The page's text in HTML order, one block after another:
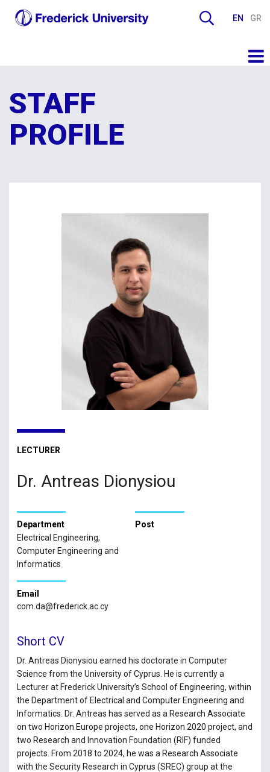
EN GR
STAFF
PROFILE
LECTURER
Dr. Antreas Dionysiou
Department
Electrical Engineering,
Computer Engineering and
Informatics
Post
Email
com.da@frederick.ac.cy
Short CV
Dr. Antreas Dionysiou earned his doctorate in Computer
Science from the University of Cyprus. He is currently a
Lecturer at Frederick University’s School of Engineering, within
the Department of Electrical and Computer Engineering and
Informatics. Dr. Antreas has served as a Research Associate
on two Horizon Europe projects, one Horizon 2020 project, and
two Research and Innovation Foundation (RIF) funded
projects. From 2018 to 2024, he was a Research Associate
with the Security Research in Cyprus (SREC) group at the